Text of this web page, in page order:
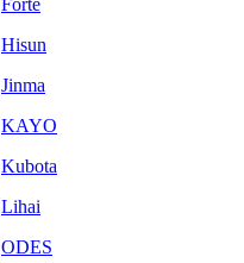
Forte
Hisun
Jinma
KAYO
Kubota
Lihai
ODES